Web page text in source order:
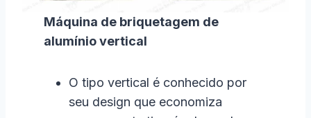
Máquina de briquetagem de
alumínio vertical
O tipo vertical é conhecido por
seu design que economiza